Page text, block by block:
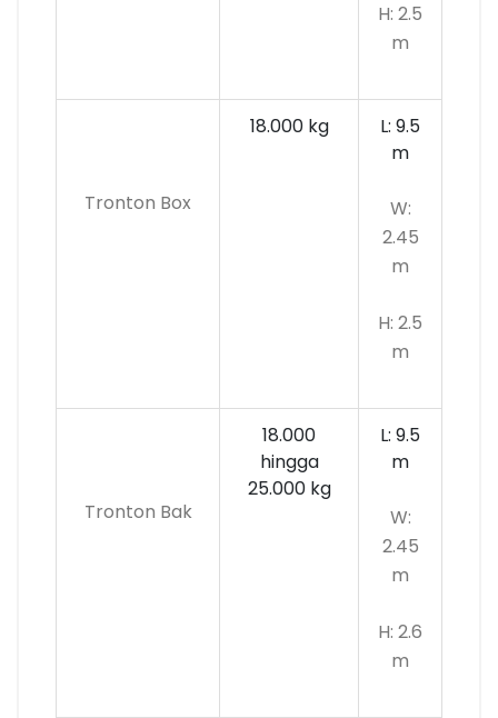
H: 2.5
m
Tronton Box
18.000 kg
L: 9.5
m
W:
2.45
m
H: 2.5
m
Tronton Bak
18.000
hingga
25.000 kg
L: 9.5
m
W:
2.45
m
H: 2.6
m